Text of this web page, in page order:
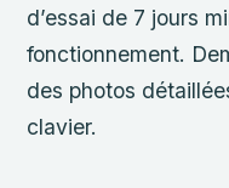
d’essai de 7 jours
fonctionnement.
des photos
clavier.